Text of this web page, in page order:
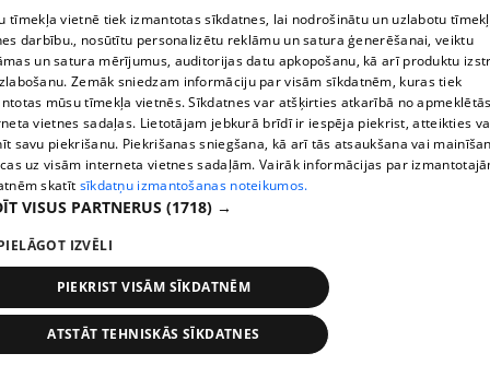
409. epizode
pirms 1 nedēļas, 1 dienas
Ogas un sēnes šogad dārgākas, bet uzpirkšanas
punktos to krietni mazāk
tīmekļa vietnē tiek izmantotas sīkdatnes, lai nodrošinātu un uzlabotu
darbību., nosūtītu personalizētu reklāmu un satura ģenerēšanai, veiktu
un satura mērījumus, auditorijas datu apkopošanu, kā arī produktu
Zemāk sniedzam informāciju par visām sīkdatnēm, kuras tiek
mūsu tīmekļa vietnēs. Sīkdatnes var atšķirties atkarībā no
vietnes sadaļas. Lietotājam jebkurā brīdī ir iespēja piekrist, atteikties
savu piekrišanu. Piekrišanas sniegšana, kā arī tās atsaukšana vai
uz visām interneta vietnes sadaļām. Vairāk informācijas par
skatīt sīkdatņu izmantošanas noteikumos.
VISUS PARTNERUS (1718) →
IZVĒLI
PIEKRIST VISĀM SĪKDATNĒM
ATSTĀT TEHNISKĀS SĪKDATNES